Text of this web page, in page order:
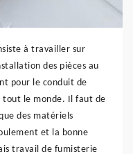
à travailler sur
des pièces au
pour le conduit de
tout le monde. Il faut de
des matériels
et la bonne
travail de fumisterie